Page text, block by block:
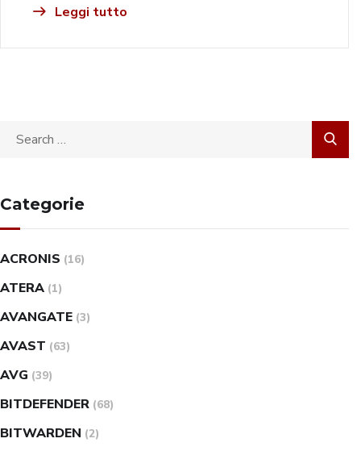
Leggi tutto
Categorie
ACRONIS (16)
ATERA (1)
AVANGATE (3)
AVAST (63)
AVG (39)
BITDEFENDER (68)
BITWARDEN (2)